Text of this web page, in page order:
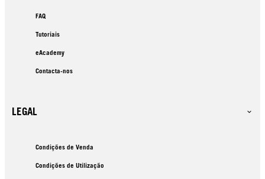
FAQ
Tutoriais
eAcademy
Contacta-nos
LEGAL
Condições de Venda
Condições de Utilização